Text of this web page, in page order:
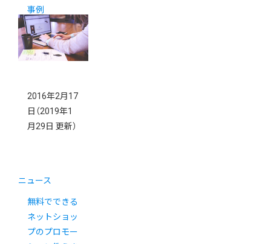
事例
2016年2月17
日 （2019年1
月29日 更新）
ニュース
無料でできる
ネットショッ
プのプロモー